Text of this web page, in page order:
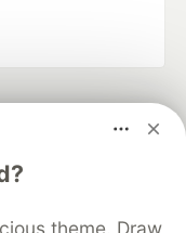
theme. Draw
career
Advertise on DEV
Shop MLH